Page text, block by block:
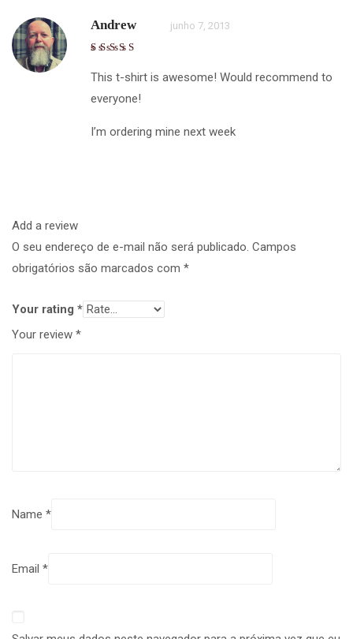
Andrew junho 7, 2013
This t-shirt is awesome! Would recommend to
everyone!
I’m ordering mine next week
Add a review
O seu endereço de e-mail não será publicado. Campos
obrigatórios são marcados com *
Your rating *
Your review *
Name *
Email *